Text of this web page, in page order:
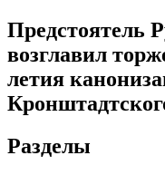
Предстоятель
возглавил
летия
Разделы